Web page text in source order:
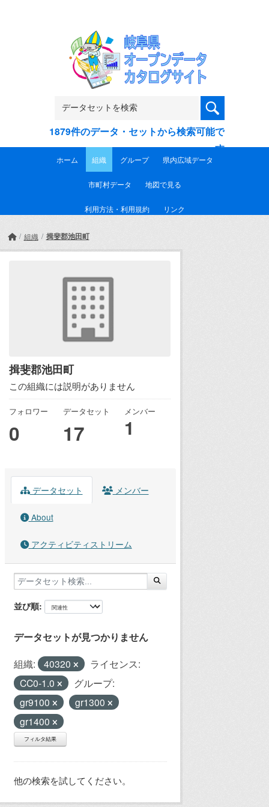
1879件のデータ・セットから検索可能で
す
ホーム 組織 グループ 県内広域データ
市町村データ 地図で見る
利用方法・利用規約 リンク
組織 揖斐郡池田町
揖斐郡池田町
この組織には説明がありません
フォロワー
0
データセット
17
メンバー
1
データセット メンバー
About
アクティビティストリーム
並び順
データセットが見つかりません
組織: 40320
ライセンス:
CC0-1.0
グループ:
gr9100
gr1300
gr1400
フィルタ結果
他の検索を試してください。